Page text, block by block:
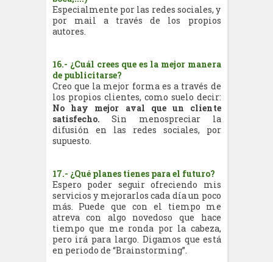
Especialmente por las redes sociales, y
por mail a través de los propios
autores.
16.- ¿Cuál crees que es la mejor manera
de publicitarse?
Creo que la mejor forma es a través de
los propios clientes, como suelo decir:
No hay mejor aval que un cliente
satisfecho. Sin menospreciar la
difusión en las redes sociales, por
supuesto.
17.- ¿Qué planes tienes para el futuro?
Espero poder seguir ofreciendo mis
servicios y mejorarlos cada día un poco
más. Puede que con el tiempo me
atreva con algo novedoso que hace
tiempo que me ronda por la cabeza,
pero irá para largo. Digamos que está
en periodo de “Brainstorming”.